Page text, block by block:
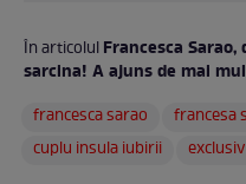
În articolulFrancesca
sarcina! A ajuns de mai
francesca sarao
francesa
cuplu insula iubirii